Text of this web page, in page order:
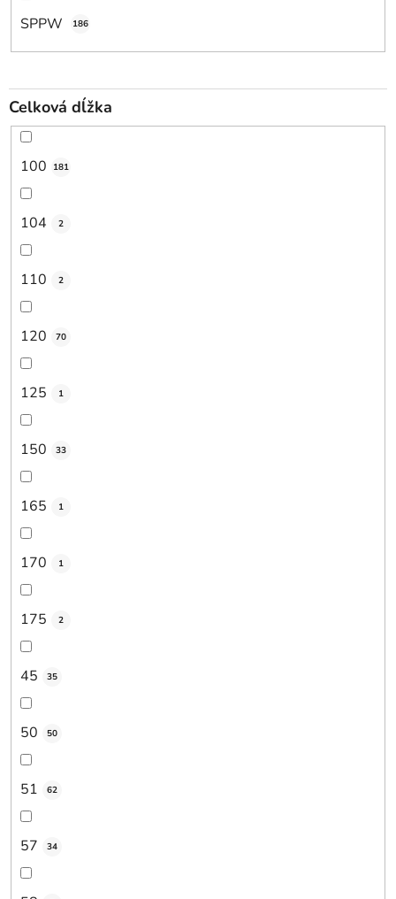
SPPW 186
Celková dĺžka
100 181
104 2
110 2
120 70
125 1
150 33
165 1
170 1
175 2
45 35
50 50
51 62
57 34